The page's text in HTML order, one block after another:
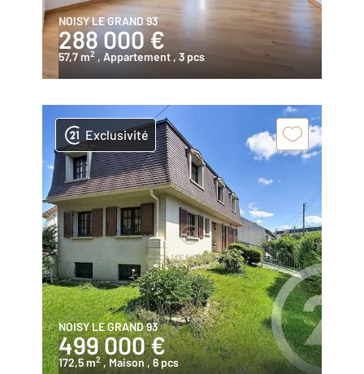
NOISY LE GRAND 93
288 000 €
57,7 m2 , Appartement , 3 pcs
Exclusivité
NOISY LE GRAND 93
499 000 €
172,5 m2 , Maison, 6 pcs